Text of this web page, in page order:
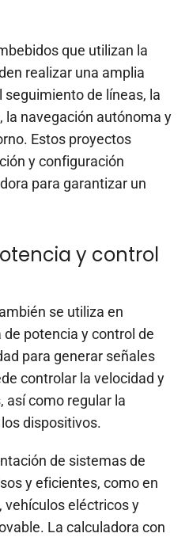
que utilizan la
realizar una amplia
de líneas, la
la navegación autónoma y
Estos proyectos
y configuración
para garantizar un
y control
se utiliza en
potencia y control de
para generar señales
controlar la velocidad y
así como regular la
dispositivos.
de sistemas de
y eficientes, como en
vehículos eléctricos y
La calculadora con